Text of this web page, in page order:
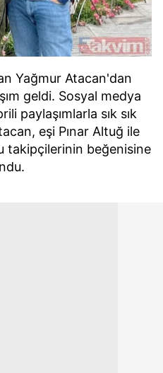
Yağmur Atacan'dan
geldi. Sosyal medya
paylaşımlarla sık sık
eşi Pınar Altuğ ile
takipçilerinin beğenisine